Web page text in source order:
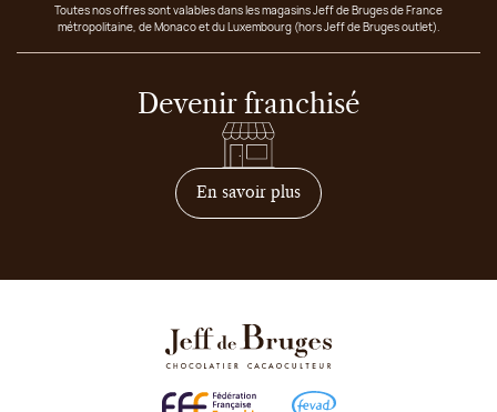
Toutes nos offres sont valables dans les magasins Jeff de Bruges de France
métropolitaine, de Monaco et du Luxembourg (hors Jeff de Bruges outlet).
Devenir franchisé
En savoir plussur comment devenir